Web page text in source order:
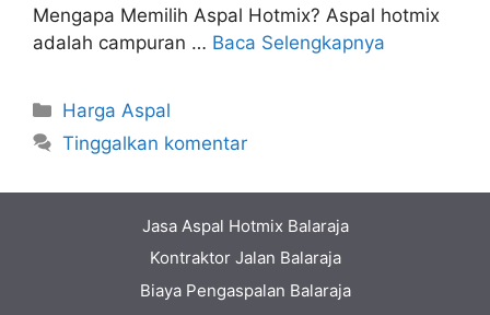
Mengapa Memilih Aspal Hotmix? Aspal hotmix
adalah campuran … Baca Selengkapnya
Kategori
Harga Aspal
Tinggalkan komentar
Jasa Aspal Hotmix Balaraja
Kontraktor Jalan Balaraja
Biaya Pengaspalan Balaraja